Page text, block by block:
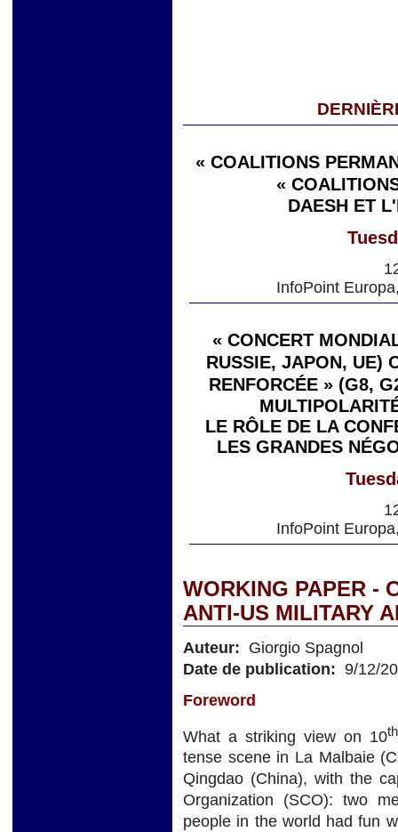
« COALITIONS
«
DAESH ET
InfoPoint
« CONCERT
RUSSIE, JAPON, UE)
RENFORCÉE » (G8,
LE RÔLE DE LA
LES GRANDES
InfoPoint
WORKING PAPER -
ANTI-US MILITARY
Auteur: Giorgio Spagnol
Date de publication: 9/12/
Foreword
What a striking view on 10th
tense scene in La Malbaie
Qingdao (China), with the
Organization (SCO): two
people in the world had fun